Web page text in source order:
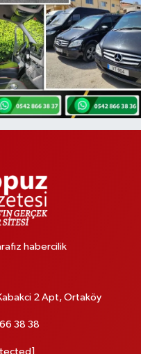
habercilik
2 Apt, Ortaköy
38 38